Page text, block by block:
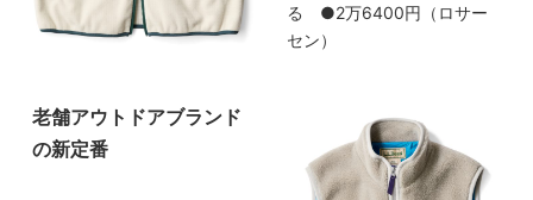
る ●2万6400円（ロサー
セン）
老舗アウトドアブランド
の新定番